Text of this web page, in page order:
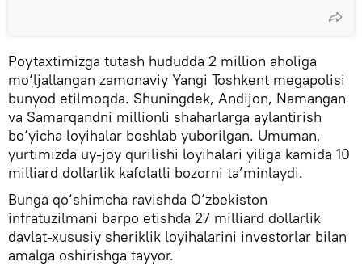
Poytaxtimizga tutash hududda 2 million aholiga
mo‘ljallangan zamonaviy Yangi Toshkent megapolisi
bunyod etilmoqda. Shuningdek, Andijon, Namangan
va Samarqandni millionli shaharlarga aylantirish
bo‘yicha loyihalar boshlab yuborilgan. Umuman,
yurtimizda uy-joy qurilishi loyihalari yiliga kamida 10
milliard dollarlik kafolatli bozorni ta’minlaydi.
Bunga qo‘shimcha ravishda O‘zbekiston
infratuzilmani barpo etishda 27 milliard dollarlik
davlat-xususiy sheriklik loyihalarini investorlar bilan
amalga oshirishga tayyor.